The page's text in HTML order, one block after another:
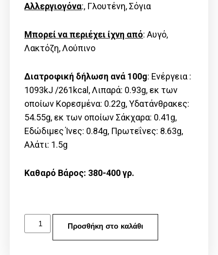
Αλλεργιογόνα:, Γλουτένη, Σόγια
Μπορεί να περιέχει ίχνη από: Αυγό,
Λακτόζη, Λούπινο
Διατροφική δήλωση ανά 100g: Ενέργεια :
1093kJ /261kcal, Λιπαρά: 0.93g, εκ των
οποίων Kορεσμένα: 0.22g, Υδατάνθρακες:
54.55g, εκ των οποίων Σάκχαρα: 0.41g,
Εδώδιμες Ίνες: 0.84g, Πρωτεΐνες: 8.63g,
Αλάτι: 1.5g
Καθαρό Βάρος: 380-400 γρ.
Προσθήκη στο καλάθι